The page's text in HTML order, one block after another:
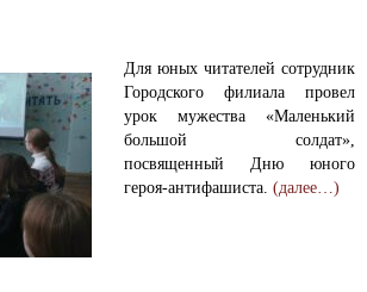
Для юных читателей сотрудник
Городского филиала провел
урок мужества «Маленький
большой солдат»,
посвященный Дню юного
героя-антифашиста.(далее…)